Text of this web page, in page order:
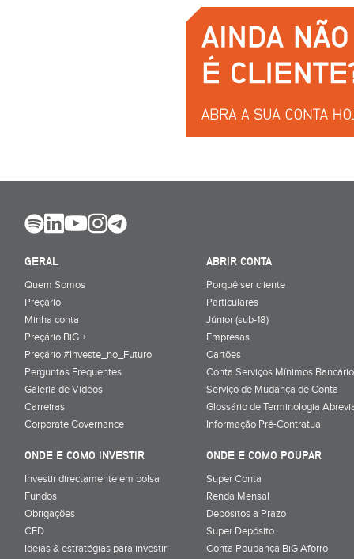
GERAL
Quem Somos
Preçário
Minha conta
Preçário BiG +
Preçário #Investe_no_Futuro
Perguntas Frequentes
Galeria de Vídeos
Carreiras
Corporate Governance
ABRIR CONTA
Porquê ser cliente
Particulares
Júnior (sub-18)
Empresas
Cartões
Conta Serviços Mínimos
Serviço de Mudança de Conta
Glossário de Terminologia
Informação Pré-Contratual
ONDE E COMO INVESTIR
Investir directamente em bolsa
Fundos
Obrigações
CFD
Ideias & estratégias para investir
ONDE E COMO POUPAR
Super Conta
Renda Mensal
Depósitos a Prazo
Super Depósito
Conta Poupança BiG Aforro